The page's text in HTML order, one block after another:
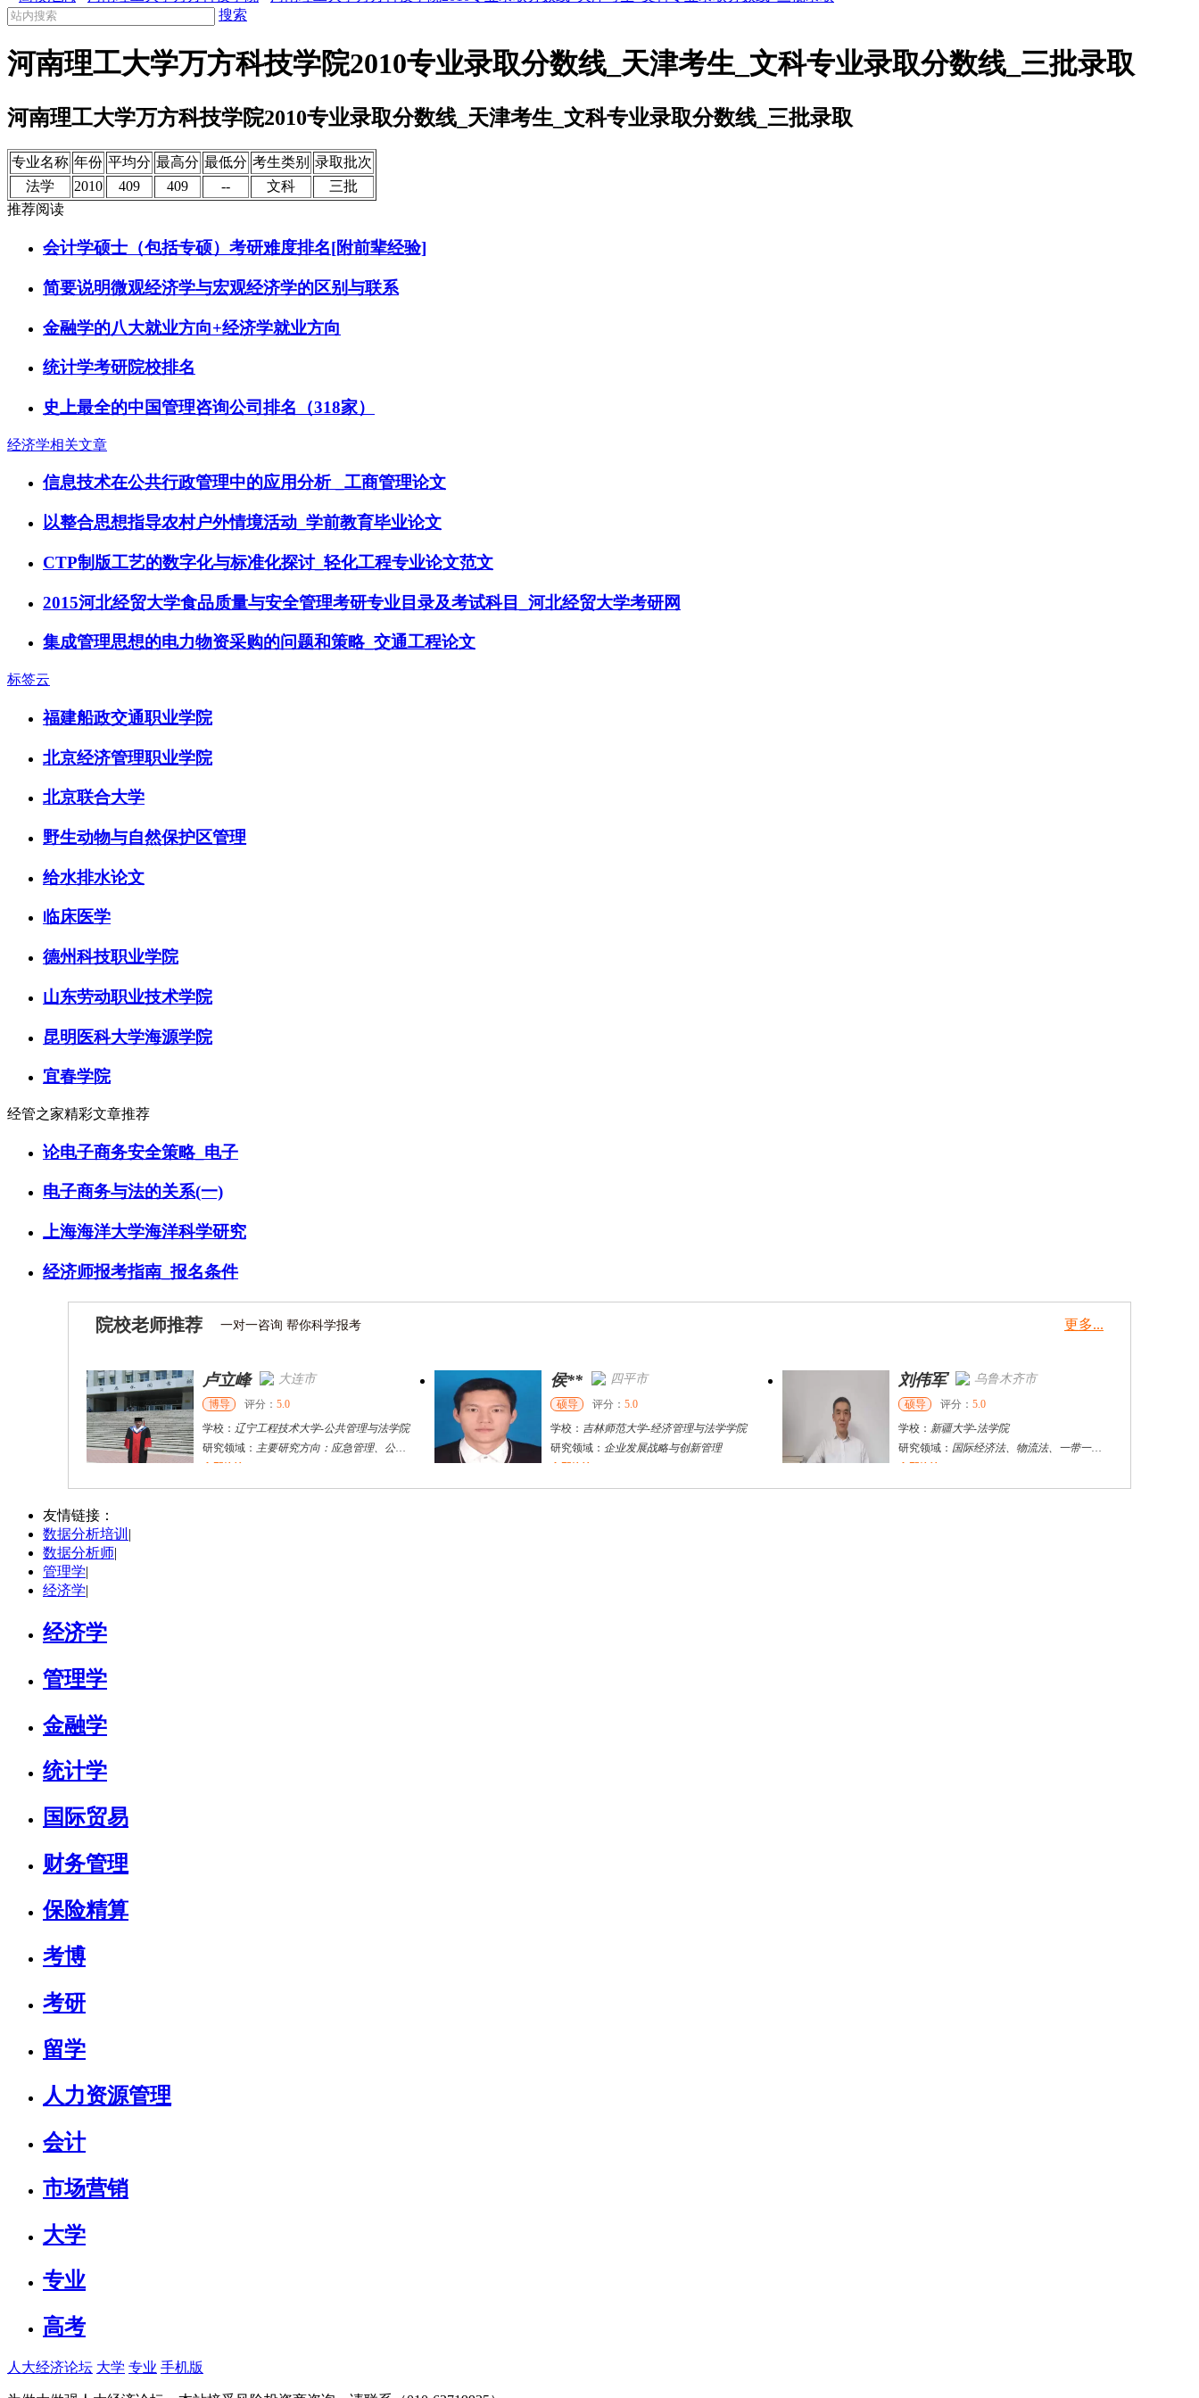
搜索
河南理工大学万方科技学院2010专业录取分数线_天津考生_文科专业录取分数线_三批录取
河南理工大学万方科技学院2010专业录取分数线_天津考生_文科专业录取分数线_三批录取
专业名称 年份 平均分 最高分 最低分 考生类别 录取批次
法学
2010 409 409 -- 文科
三批
推荐阅读
会计学硕士（包括专硕）考研难度排名[附前辈经验]
简要说明微观经济学与宏观经济学的区别与联系
金融学的八大就业方向+经济学就业方向
统计学考研院校排名
史上最全的中国管理咨询公司排名（318家）
经济学相关文章
信息技术在公共行政管理中的应用分析 _工商管理论文
以整合思想指导农村户外情境活动_学前教育毕业论文
CTP制版工艺的数字化与标准化探讨_轻化工程专业论文范文
2015河北经贸大学食品质量与安全管理考研专业目录及考试科目_河北经贸大学考研网
集成管理思想的电力物资采购的问题和策略_交通工程论文
标签云
福建船政交通职业学院
北京经济管理职业学院
北京联合大学
野生动物与自然保护区管理
给水排水论文
临床医学
德州科技职业学院
山东劳动职业技术学院
昆明医科大学海源学院
宜春学院
经管之家精彩文章推荐
论电子商务安全策略_电子
电子商务与法的关系(一)
上海海洋大学海洋科学研究
经济师报考指南_报名条件
院校老师推荐 一对一咨询 帮你科学报考 更多...
卢立峰 大连市
博导 评分： 5.0
学校： 辽宁工程技术大学-公共管理与法学院
研究领域： 主要研究方向：应急管理、公共安全、科技创新政策、政产学研合作
立即咨询
侯** 四平市
硕导 评分： 5.0
学校： 吉林师范大学-经济管理与法学学院
研究领域： 企业发展战略与创新管理
立即咨询
刘伟军 乌鲁木齐市
硕导 评分： 5.0
学校： 新疆大学-法学院
研究领域： 国际经济法、物流法、一带一路（中欧班列）等
立即咨询
刘钟华 济南市 李** 黄石市 王英辉 石家庄市
友情链接：
数据分析培训 |
数据分析师|
管理学|
经济学|
经济学
管理学
金融学
统计学
国际贸易
财务管理
保险精算
考博
考研
留学
人力资源管理
会计
市场营销
大学
专业
高考
人大经济论坛 大学 专业 手机版